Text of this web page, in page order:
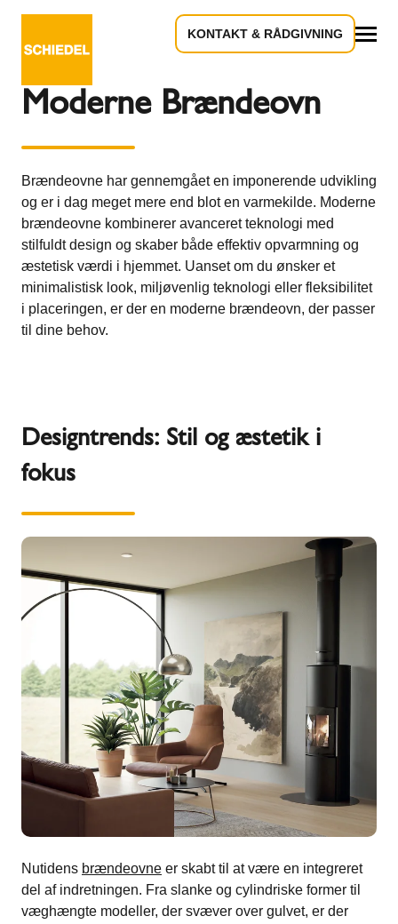
KONTAKT & RÅDGIVNING
Moderne Brændeovn
Brændeovne har gennemgået en imponerende udvikling
og er i dag meget mere end blot en varmekilde. Moderne
brændeovne kombinerer avanceret teknologi med
stilfuldt design og skaber både effektiv opvarmning og
æstetisk værdi i hjemmet. Uanset om du ønsker et
minimalistisk look, miljøvenlig teknologi eller fleksibilitet
i placeringen, er der en moderne brændeovn, der passer
til dine behov.
Designtrends: Stil og æstetik i
fokus
Nutidens brændeovne er skabt til at være en integreret
del af indretningen. Fra slanke og cylindriske former til
væghængte modeller, der svæver over gulvet, er der